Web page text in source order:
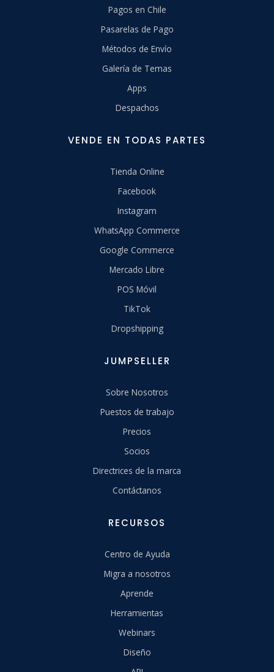
Pagos en Chile
Pasarelas de Pago
Métodos de Envío
Galería de Temas
Apps
Despachos
VENDE EN TODAS PARTES
Tienda Online
Facebook
Instagram
WhatsApp Commerce
Google Commerce
Mercado Libre
POS Móvil
TikTok
Dropshipping
JUMPSELLER
Sobre Nosotros
Puestos de trabajo
Precios
Socios
Directrices de la marca
Contáctanos
RECURSOS
Centro de Ayuda
Migra a nosotros
Aprende
Herramientas
Webinars
Diseño